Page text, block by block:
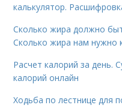
калькулятор.
Сколько жира должно
Сколько жира нам нужно
Расчет калорий за день.
калорий онлайн
Ходьба по лестнице для